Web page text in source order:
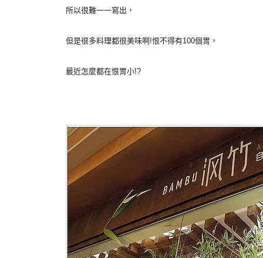
所以很難一一寫出，
但是很多料理都很美味啊!恨不得有100個胃，
最近怎麼都在恨胃小!?